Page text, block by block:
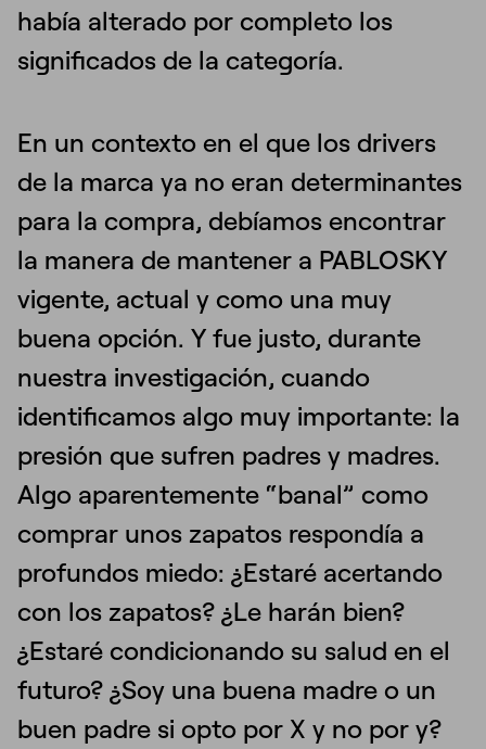
había alterado por completo los
significados de la categoría.
En un contexto en el que los drivers
de la marca ya no eran determinantes
para la compra, debíamos encontrar
la manera de mantener a PABLOSKY
vigente, actual y como una muy
buena opción. Y fue justo, durante
nuestra investigación, cuando
identificamos algo muy importante: la
presión que sufren padres y madres.
Algo aparentemente “banal” como
comprar unos zapatos respondía a
profundos miedo: ¿Estaré acertando
con los zapatos? ¿Le harán bien?
¿Estaré condicionando su salud en el
futuro? ¿Soy una buena madre o un
buen padre si opto por X y no por y?